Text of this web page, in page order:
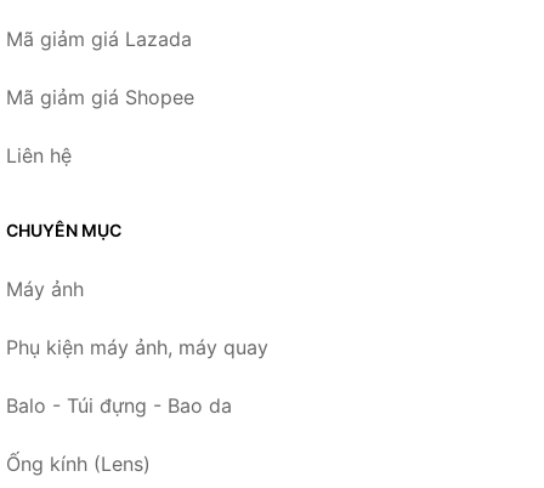
Mã giảm giá Lazada
Mã giảm giá Shopee
Liên hệ
CHUYÊN MỤC
Máy ảnh
Phụ kiện máy ảnh, máy quay
Balo - Túi đựng - Bao da
Ống kính (Lens)